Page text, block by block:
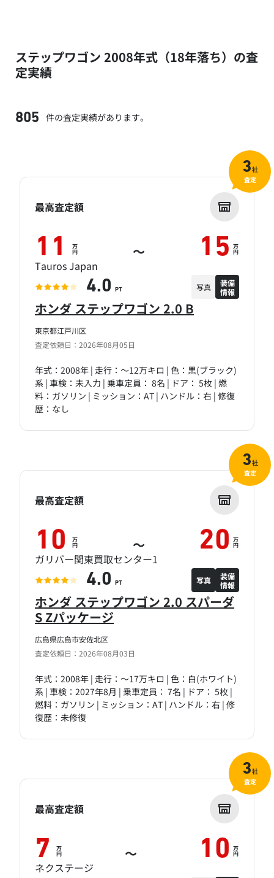
ステップワゴン 2008年式（18年落ち）の査
定実績
805 件の査定実績があります。
東京都江戸川区
査定依頼日：2026年08月05日
ホンダ ステップワゴン 2.0 B
年式：2008年 | 走行：～12万キロ | 色：黒(ブラック)
系 | 車検：未入力 | 乗車定員： 8名 | ドア： 5枚 | 燃
料：ガソリン | ミッション：AT | ハンドル：右 | 修復
歴：なし
最高査定額
11 万
円 ～ 15 万
円
Tauros Japan
4.0 PT 写真
装備
情報
3社
査定
広島県広島市安佐北区
査定依頼日：2026年08月03日
ホンダ ステップワゴン 2.0 スパーダ
S Zパッケージ
年式：2008年 | 走行：～17万キロ | 色：白(ホワイト)
系 | 車検：2027年8月 | 乗車定員： 7名 | ドア： 5枚 |
燃料：ガソリン | ミッション：AT | ハンドル：右 | 修
復歴：未修復
最高査定額
10 万
円 ～ 20 万
円
ガリバー関東買取センター1
4.0 PT 写真
装備
情報
3社
査定
最高査定額
7 万
円 ～ 10 万
円
ネクステージ
3社
査定